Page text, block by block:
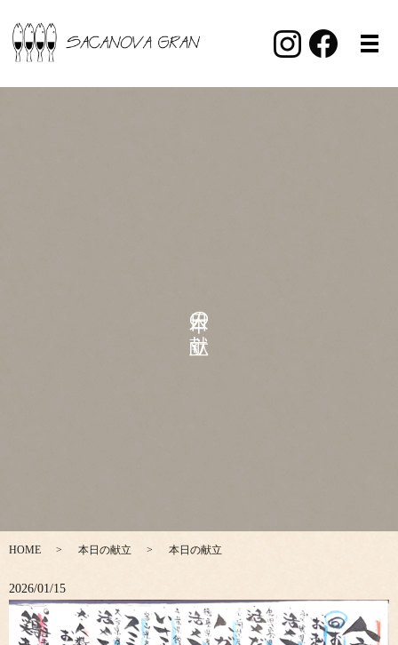
本日の献立
HOME 本日の献立 本日の献立
2026/01/15